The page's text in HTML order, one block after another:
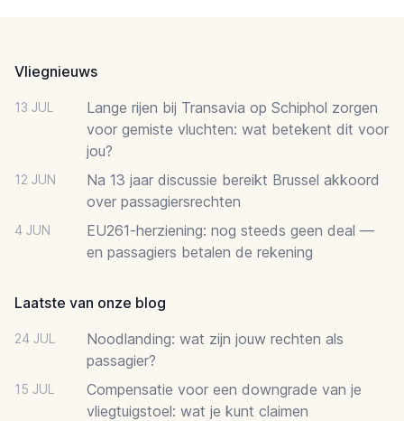
Vliegnieuws
13 JUL
Lange rijen bij Transavia op Schiphol zorgen
voor gemiste vluchten: wat betekent dit voor
jou?
12 JUN
Na 13 jaar discussie bereikt Brussel akkoord
over passagiersrechten
4 JUN
EU261-herziening: nog steeds geen deal —
en passagiers betalen de rekening
Laatste van onze blog
24 JUL
Noodlanding: wat zijn jouw rechten als
passagier?
15 JUL
Compensatie voor een downgrade van je
vliegtuigstoel: wat je kunt claimen